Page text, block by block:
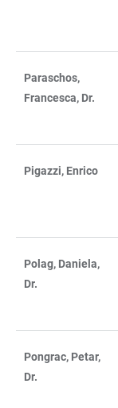
Paraschos,
Francesca, Dr.
Pigazzi, Enrico
Polag, Daniela,
Dr.
Pongrac, Petar,
Dr.